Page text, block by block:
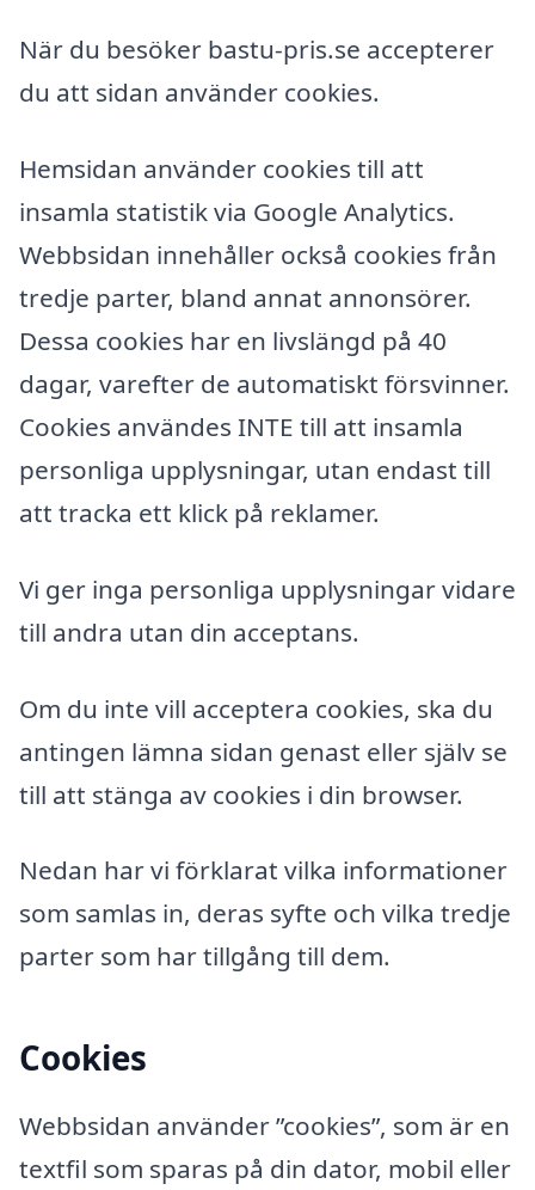
När du besöker bastu-pris.se accepterer
du att sidan använder cookies.
Hemsidan använder cookies till att
insamla statistik via Google Analytics.
Webbsidan innehåller också cookies från
tredje parter, bland annat annonsörer.
Dessa cookies har en livslängd på 40
dagar, varefter de automatiskt försvinner.
Cookies användes INTE till att insamla
personliga upplysningar, utan endast till
att tracka ett klick på reklamer.
Vi ger inga personliga upplysningar vidare
till andra utan din acceptans.
Om du inte vill acceptera cookies, ska du
antingen lämna sidan genast eller själv se
till att stänga av cookies i din browser.
Nedan har vi förklarat vilka informationer
som samlas in, deras syfte och vilka tredje
parter som har tillgång till dem.
Cookies
Webbsidan använder ”cookies”, som är en
textfil som sparas på din dator, mobil eller